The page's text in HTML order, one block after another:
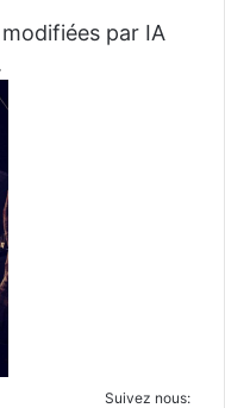
par IA
Suivez nous: